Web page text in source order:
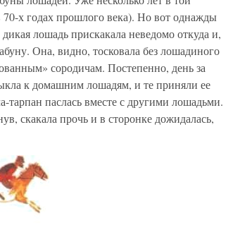
70-х годах прошлого века). Но вот однажды
лошадь прискакала неведомо откуда и,
Она, видно, тосковала без лошадиного
сородичам. Постепенно, день за
к домашним лошадям, и те приняли ее
паслась вместе с другими лошадьми.
скакала прочь и в сторонке дожидалась,